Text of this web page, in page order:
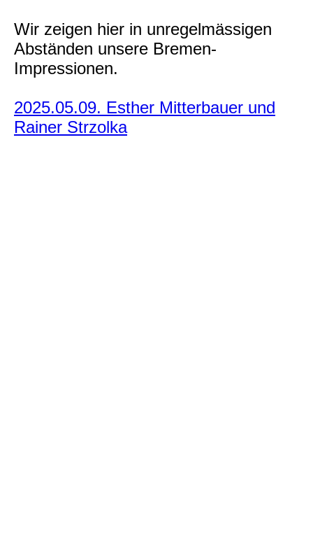
Wir zeigen hier in unregelmässigen
Abständen unsere Bremen-
Impressionen.
2025.05.09. Esther Mitterbauer und
Rainer Strzolka